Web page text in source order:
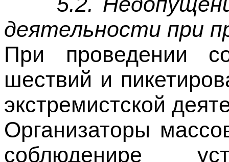
При проведении
шествий и
экстремистской
Организаторы
соблюденире
Российской